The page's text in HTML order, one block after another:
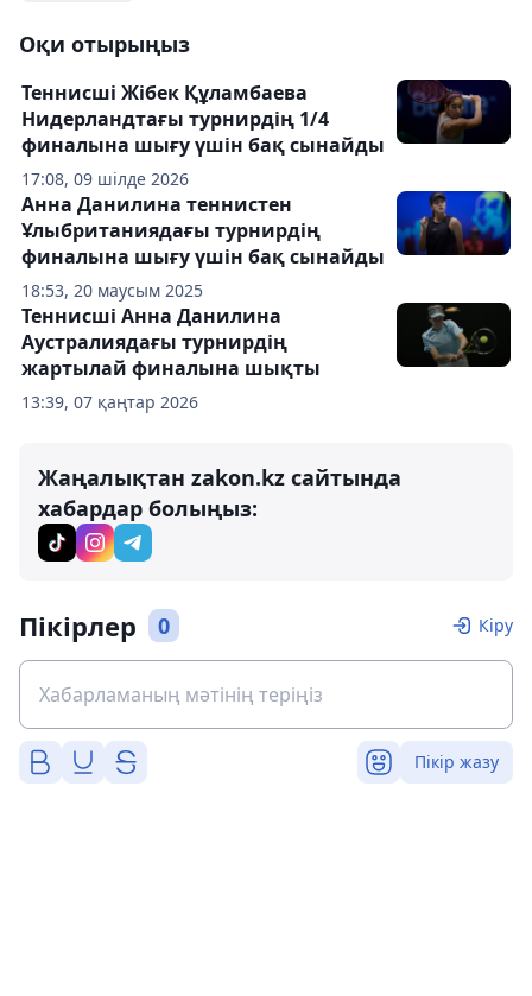
Оқи отырыңыз
17:08, 09 шілде 2026
Теннисші Жібек Құламбаева
Нидерландтағы турнирдің 1/4
финалына шығу үшін бақ сынайды
18:53, 20 маусым 2025
Анна Данилина теннистен
Ұлыбританиядағы турнирдің
финалына шығу үшін бақ сынайды
13:39, 07 қаңтар 2026
Теннисші Анна Данилина
Аустралиядағы турнирдің
жартылай финалына шықты
Жаңалықтан zakon.kz сайтында
хабардар болыңыз:
Пікірлер 0 Кіру
Пікір жазу